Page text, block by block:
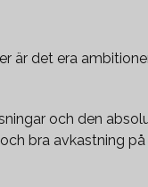
är det era
och den
bra avkastning på